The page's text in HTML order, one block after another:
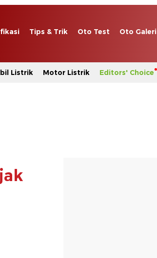
Tips & Trik Oto Test Oto Galeri
Listrik Motor Listrik Editors' Choice